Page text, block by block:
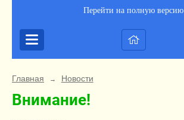
Перейти на полную версию
Главная → Новости
Внимание!